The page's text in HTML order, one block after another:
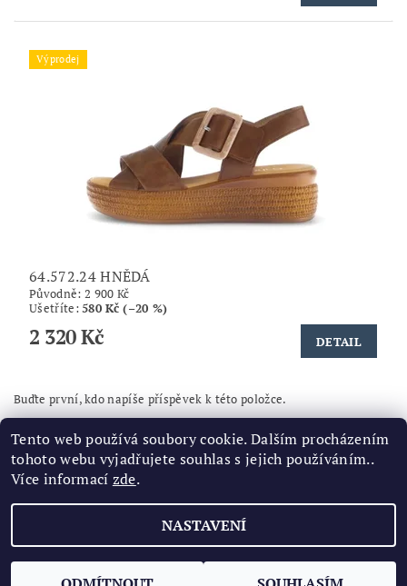
Výprodej
64.572.24 HNĚDÁ
Původně: 2 900 Kč
Ušetříte:580 Kč (–20 %)
2 320 Kč DETAIL
Buďte první, kdo napíše příspěvek k této položce.
Přidat komentář
2026 ©Značková obuv, všechna práva vyhrazena
Tento web používá soubory cookie. Dalším procházením
tohoto webu vyjadřujete souhlas s jejich používáním..
Více informací zde.
NASTAVENÍ